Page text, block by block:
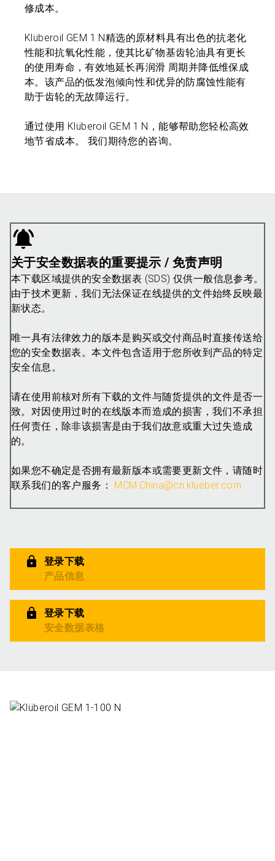
修成本。
Klüberoil GEM 1 N精选的原材料具有出色的抗老化
性能和抗氧化性能，使其比矿物基齿轮油具有更长
的使用寿命，有效地延长再润滑 周期并降低维保成
本。该产品的低发泡倾向性和优异的防腐蚀性能有
助于齿轮的无故障运行。
通过使用 Klüberoil GEM 1 N，能够帮助您轻松高效
地节省成本。 我们期待您的咨询。
关于安全数据表的重要提示 / 免责声明
本下载区域提供的安全数据表 (SDS) 仅供一般信息参考。
由于技术更新，我们无法保证在线提供的文件始终反映最
新状态。
唯一具有法律效力的版本是购买或交付商品时直接传送给
您的安全数据表。本文件包含适用于您所收到产品的特定
安全信息。
请在使用前核对所有下载的文件与随货提供的文件是否一
致。对因使用过时的在线版本而造成的损害，我们不承担
任何责任，除非该损害是由于我们故意或重大过失造成
的。
如果您不确定是否拥有最新版本或需要更新文件，请随时
联系我们的客户服务： MCM.China@cn.klueber.com
登录下载
产品信息
登录下载
安全数据表格